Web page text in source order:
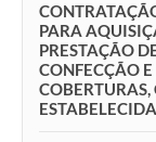
PARA
PRESTAÇÃO
CONFECÇÃO
COBERTURAS,